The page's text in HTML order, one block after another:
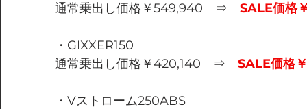
通常乗出し価格￥549,940　⇒ SALE価格
・GIXXER150
通常乗出し価格￥420,140　⇒ SALE価格
・Vストローム250ABS